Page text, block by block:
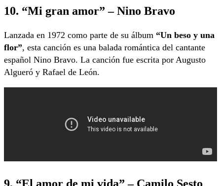
10. “Mi gran amor” – Nino Bravo
Lanzada en 1972 como parte de su álbum “Un beso y una
flor”, esta canción es una balada romántica del cantante
español Nino Bravo. La canción fue escrita por Augusto
Algueró y Rafael de León.
9. “El amor de mi vida” – Camilo Sesto